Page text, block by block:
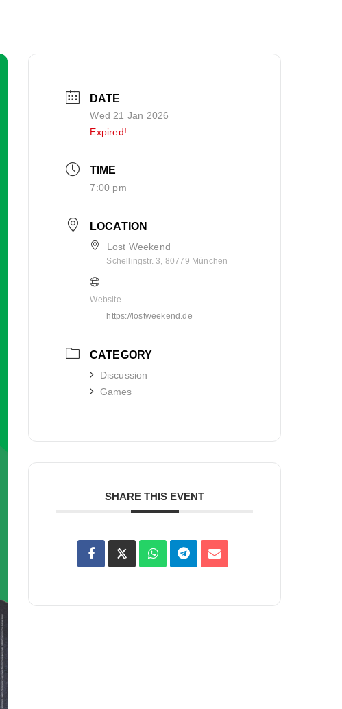
DATE
Wed 21 Jan 2026
Expired!
TIME
7:00 pm
LOCATION
Lost Weekend
Schellingstr. 3, 80779 München
Website
https://lostweekend.de
CATEGORY
Discussion
Games
SHARE THIS EVENT